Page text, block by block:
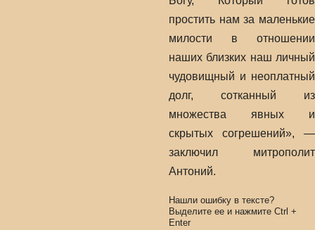
простить нам за маленькие
милости в отношении
наших близких наш личный
чудовищный и неоплатный
долг, сотканный из
множества явных и
скрытых согрешений», —
заключил митрополит
Антоний.
Нашли ошибку в тексте?
Выделите ее и нажмите Ctrl +
Enter